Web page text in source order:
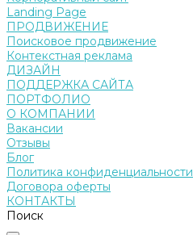
Landing Page
ПРОДВИЖЕНИЕ
Поисковое продвижение
Контекстная реклама
ДИЗАЙН
ПОДДЕРЖКА САЙТА
ПОРТФОЛИО
О КОМПАНИИ
Вакансии
Отзывы
Блог
Политика конфиденциальности
Договора оферты
КОНТАКТЫ
Поиск